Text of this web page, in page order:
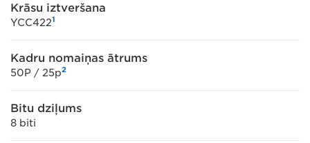
Krāsu iztveršana
YCC4221
Kadru nomaiņas ātrums
50P / 25p2
Bitu dziļums
8 biti